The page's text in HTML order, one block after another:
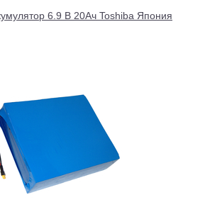
6.9 В 20Ач Toshiba Япония